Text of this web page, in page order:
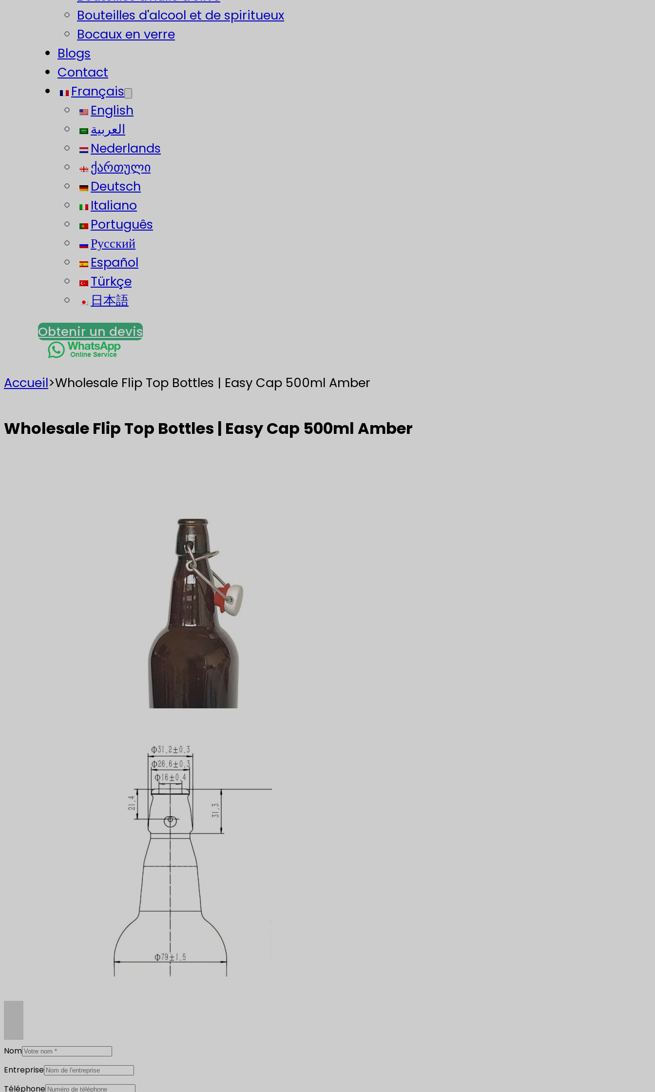
Bouteilles d'alcool et de spiritueux
Bocaux en verre
Blogs
Contact
Français
English
العربية
Nederlands
ქართული
Deutsch
Italiano
Português
Русский
Español
Türkçe
日本語
Obtenir un devis
Accueil>Wholesale Flip Top Bottles | Easy Cap 500ml Amber
Wholesale Flip Top Bottles | Easy Cap 500ml Amber
Nom
Entreprise
Téléphone